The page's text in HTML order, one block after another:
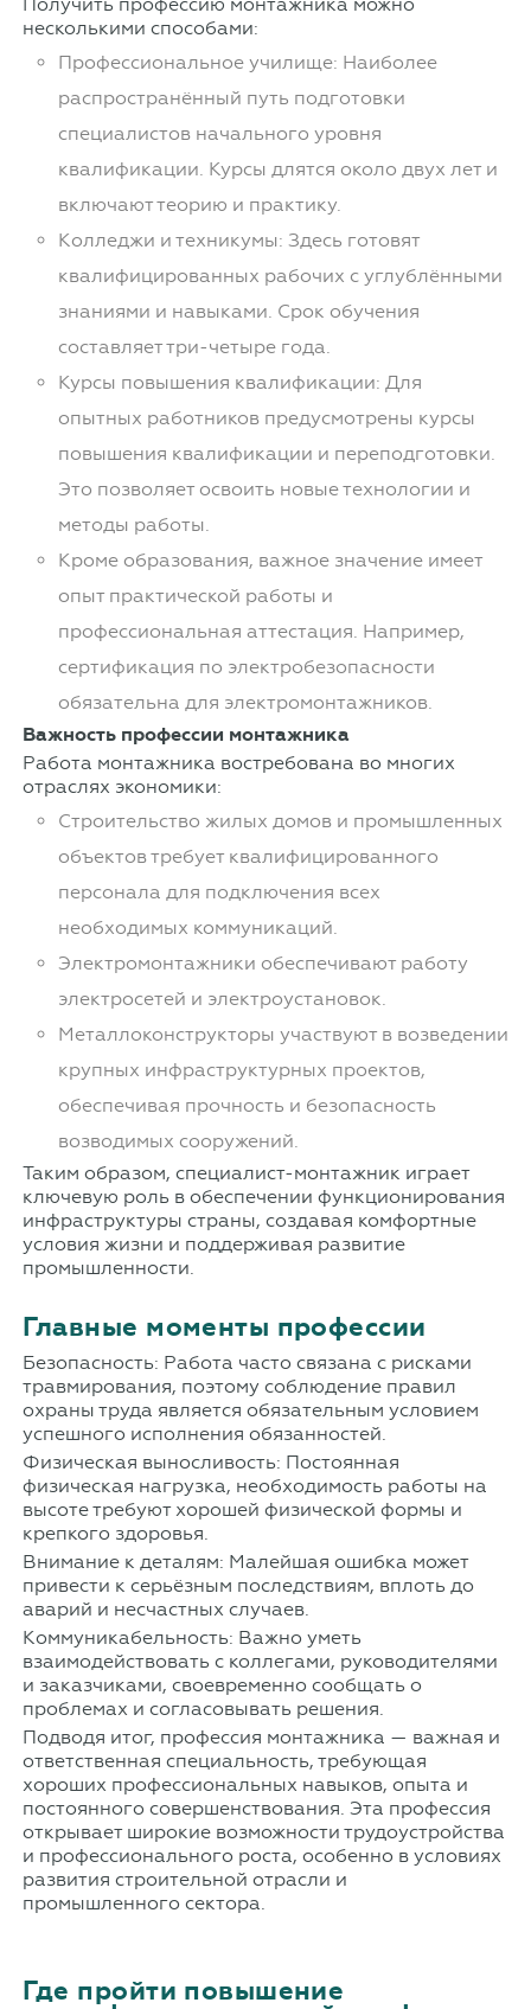
Получить профессию монтажника можно
несколькими способами:
Профессиональное училище: Наиболее
распространённый путь подготовки
специалистов начального уровня
квалификации. Курсы длятся около двух лет и
включают теорию и практику.
Колледжи и техникумы: Здесь готовят
квалифицированных рабочих с углублёнными
знаниями и навыками. Срок обучения
составляет три-четыре года.
Курсы повышения квалификации: Для
опытных работников предусмотрены курсы
повышения квалификации и переподготовки.
Это позволяет освоить новые технологии и
методы работы.
Кроме образования, важное значение имеет
опыт практической работы и
профессиональная аттестация. Например,
сертификация по электробезопасности
обязательна для электромонтажников.
Важность профессии монтажника
Работа монтажника востребована во многих
отраслях экономики:
Строительство жилых домов и промышленных
объектов требует квалифицированного
персонала для подключения всех
необходимых коммуникаций.
Электромонтажники обеспечивают работу
электросетей и электроустановок.
Металлоконструкторы участвуют в возведении
крупных инфраструктурных проектов,
обеспечивая прочность и безопасность
возводимых сооружений.
Таким образом, специалист-монтажник играет
ключевую роль в обеспечении функционирования
инфраструктуры страны, создавая комфортные
условия жизни и поддерживая развитие
промышленности.
Главные моменты профессии
Безопасность: Работа часто связана с рисками
травмирования, поэтому соблюдение правил
охраны труда является обязательным условием
успешного исполнения обязанностей.
Физическая выносливость: Постоянная
физическая нагрузка, необходимость работы на
высоте требуют хорошей физической формы и
крепкого здоровья.
Внимание к деталям: Малейшая ошибка может
привести к серьёзным последствиям, вплоть до
аварий и несчастных случаев.
Коммуникабельность: Важно уметь
взаимодействовать с коллегами, руководителями
и заказчиками, своевременно сообщать о
проблемах и согласовывать решения.
Подводя итог, профессия монтажника — важная и
ответственная специальность, требующая
хороших профессиональных навыков, опыта и
постоянного совершенствования. Эта профессия
открывает широкие возможности трудоустройства
и профессионального роста, особенно в условиях
развития строительной отрасли и
промышленного сектора.
Где пройти повышение